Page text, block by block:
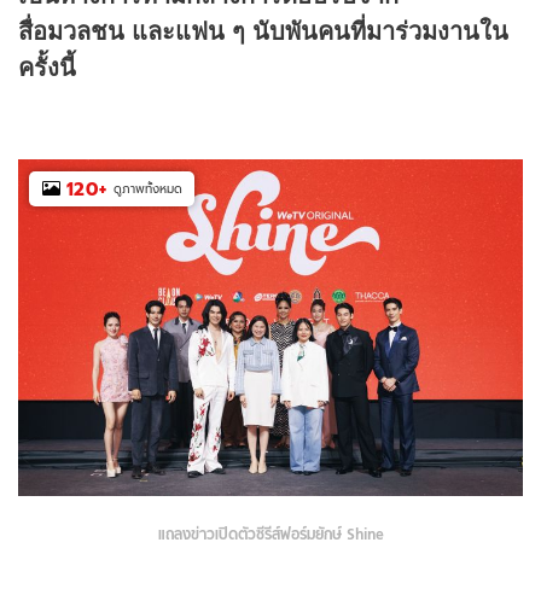
สื่อมวลชน และแฟน ๆ นับพันคนที่มาร่วมงานใน
ครั้งนี้
120+ ดูภาพทั้งหมด
แถลงข่าวเปิดตัวซีรีส์ฟอร์มยักษ์ Shine